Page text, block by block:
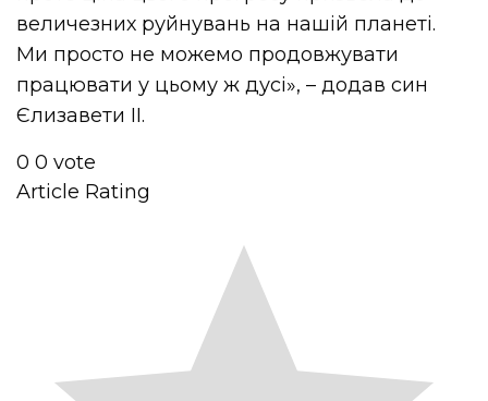
величезних руйнувань на нашій планеті.
Ми просто не можемо продовжувати
працювати у цьому ж дусі», – додав син
Єлизавети II.
0 0 vote
Article Rating